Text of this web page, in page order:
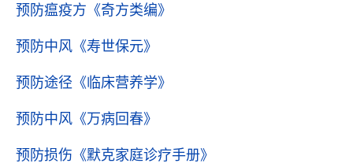
预防瘟疫方 《奇方类编》
预防中风 《寿世保元》
预防途径 《临床营养学》
预防中风 《万病回春》
预防损伤 《默克家庭诊疗手册》